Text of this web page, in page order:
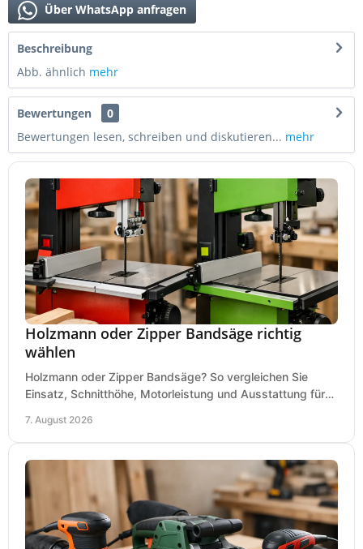
Über WhatsApp anfragen
Beschreibung
Abb. ähnlich mehr
Bewertungen
0
Bewertungen lesen, schreiben und diskutieren... mehr
Holzmann oder Zipper Bandsäge richtig
wählen
Holzmann oder Zipper Bandsäge? So vergleichen Sie
Einsatz, Schnitthöhe, Motorleistung und Ausstattung für
7. August 2026